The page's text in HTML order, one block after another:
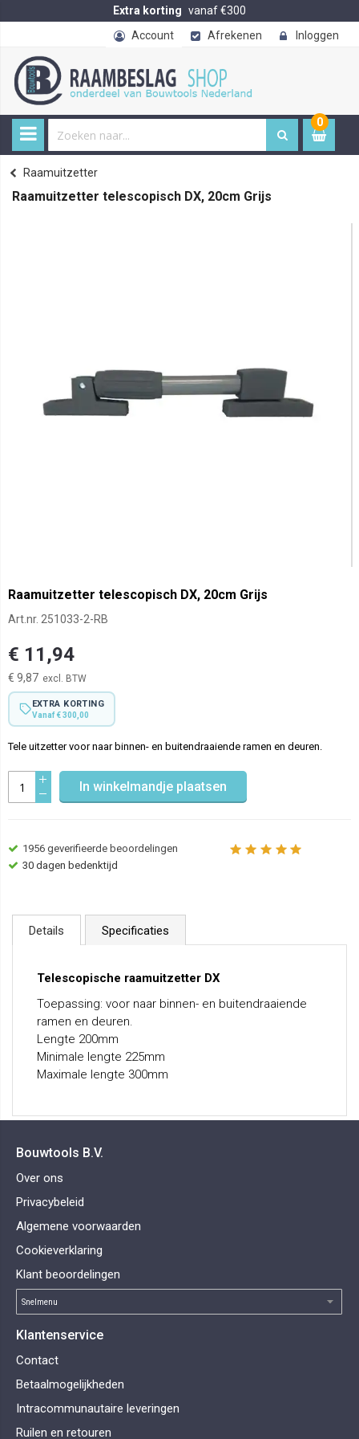
Extra korting vanaf €300
Account
Afrekenen Inloggen
0
item
Home
Raamuitzetter
Raamuitzetter telescopisch DX, 20cm Grijs
Raamuitzetter telescopisch DX, 20cm Grijs
Art.nr. 251033-2-RB
€ 11,94
€ 9,87
EXTRA KORTING
Vanaf € 300,00
Tele uitzetter voor naar binnen- en buitendraaiende ramen en deuren.
In winkelmandje plaatsen
1956 geverifieerde beoordelingen
30 dagen bedenktijd
Details Specificaties
Telescopische raamuitzetter DX
Toepassing: voor naar binnen- en buitendraaiende
ramen en deuren.
Lengte 200mm
Minimale lengte 225mm
Maximale lengte 300mm
Bouwtools B.V.
Over ons
Privacybeleid
Algemene voorwaarden
Cookieverklaring
Klant beoordelingen
Klantenservice
Contact
Betaalmogelijkheden
Intracommunautaire leveringen
Ruilen en retouren